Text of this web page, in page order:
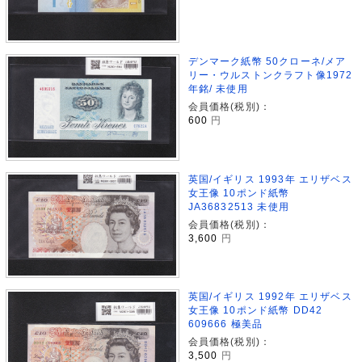
デンマーク紙幣 50クローネ/メア
リー・ウルストンクラフト像1972
年銘/ 未使用
会員価格(税別)：
600 円
英国/イギリス 1993年 エリザベス
女王像 10ポンド紙幣
JA36832513 未使用
会員価格(税別)：
3,600 円
英国/イギリス 1992年 エリザベス
女王像 10ポンド紙幣 DD42
609666 極美品
会員価格(税別)：
3,500 円